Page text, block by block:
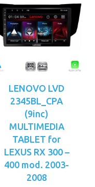
LENOVO LVD
2345BL_CPA
(9inc)
MULTIMEDIA
TABLET for
LEXUS RX 300 –
400 mod. 2003-
2008